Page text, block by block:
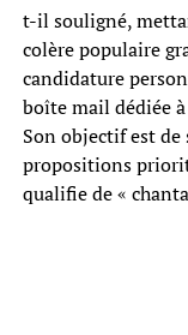
t-il souligné,
colère populaire
candidature
boîte mail dédiée
Son objectif est
propositions
qualifie de «